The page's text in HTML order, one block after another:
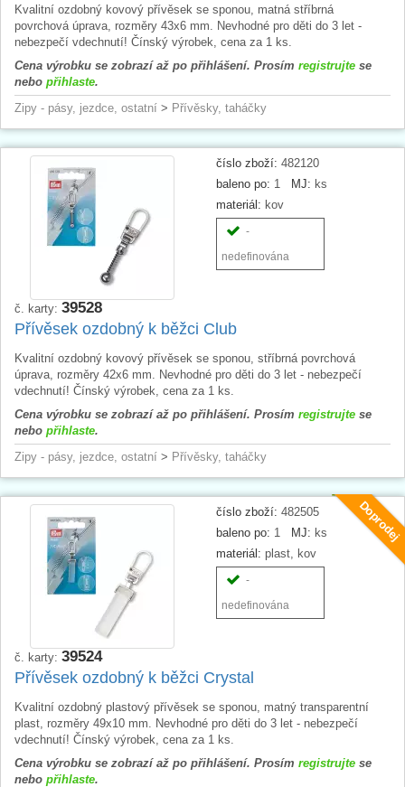
Kvalitní ozdobný kovový přívěsek se sponou, matná stříbrná
povrchová úprava, rozměry 43x6 mm. Nevhodné pro děti do 3 let -
nebezpečí vdechnutí! Čínský výrobek, cena za 1 ks.
Cena výrobku se zobrazí až po přihlášení. Prosím registrujte se
nebo přihlaste.
Zipy - pásy, jezdce, ostatní > Přívěsky, taháčky
číslo zboží: 482120
baleno po: 1 MJ: ks
materiál: kov
-
nedefinována
č. karty: 39528
Přívěsek ozdobný k běžci Club
Kvalitní ozdobný kovový přívěsek se sponou, stříbrná povrchová
úprava, rozměry 42x6 mm. Nevhodné pro děti do 3 let - nebezpečí
vdechnutí! Čínský výrobek, cena za 1 ks.
Cena výrobku se zobrazí až po přihlášení. Prosím registrujte se
nebo přihlaste.
Zipy - pásy, jezdce, ostatní > Přívěsky, taháčky
Doprodej
číslo zboží: 482505
baleno po: 1 MJ: ks
materiál: plast, kov
-
nedefinována
č. karty: 39524
Přívěsek ozdobný k běžci Crystal
Kvalitní ozdobný plastový přívěsek se sponou, matný transparentní
plast, rozměry 49x10 mm. Nevhodné pro děti do 3 let - nebezpečí
vdechnutí! Čínský výrobek, cena za 1 ks.
Cena výrobku se zobrazí až po přihlášení. Prosím registrujte se
nebo přihlaste.